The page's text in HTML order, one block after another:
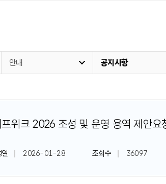
안내 공지사항
위크 2026 조성 및 운영 용역 제안요
2026-01-28 조회수 36097